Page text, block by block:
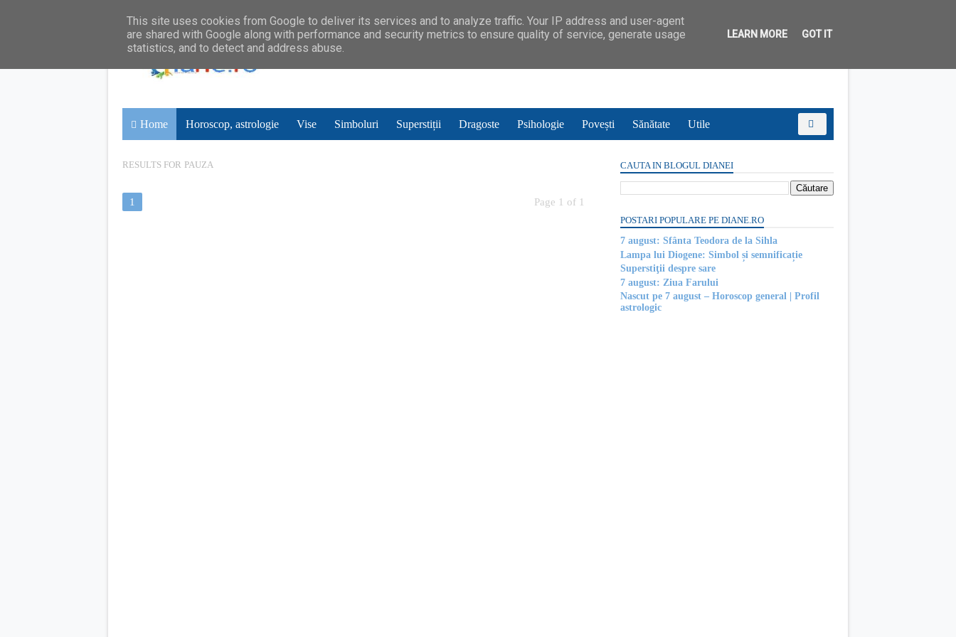
Home Horoscop, astrologie Vise Simboluri Superstiții Dragoste Psihologie Povești Sănătate Utile
RESULTS FOR PAUZA
Page 1 of 1
1
CAUTA IN BLOGUL DIANEI
POSTARI POPULARE PE DIANE.RO
7 august: Sfânta Teodora de la Sihla
Lampa lui Diogene: Simbol și semnificație
Superstiţii despre sare
7 august: Ziua Farului
Nascut pe 7 august – Horoscop general | Profil
astrologic
This site uses cookies from Google to deliver its services and to analyze traffic. Your IP address and user-agent
are shared with Google along with performance and security metrics to ensure quality of service, generate usage
statistics, and to detect and address abuse.
LEARN MORE GOT IT